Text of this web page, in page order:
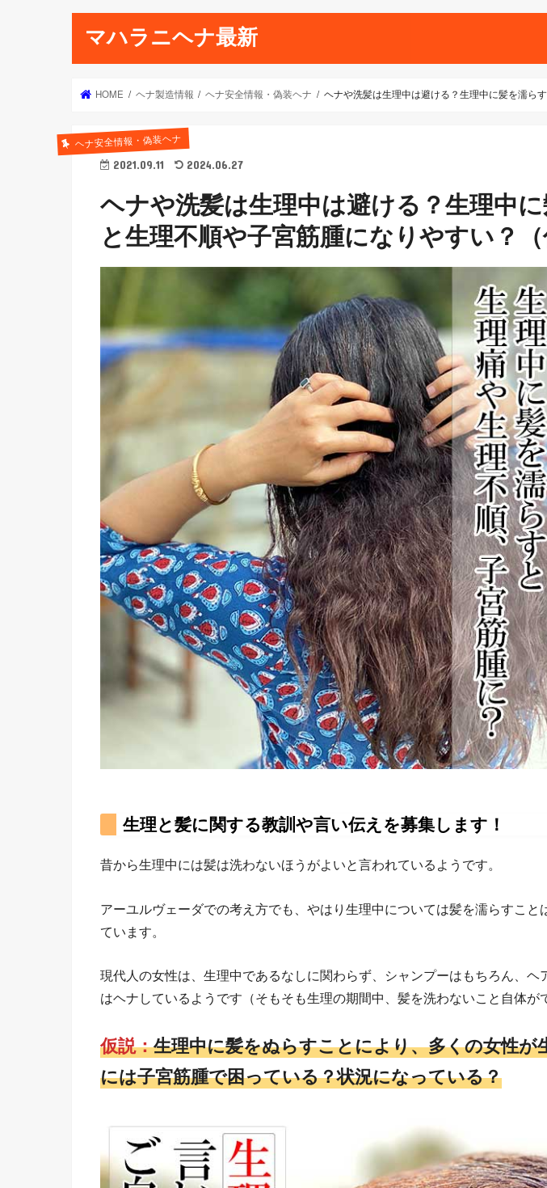
マハラニヘナ最新
HOME ヘナ製造情報 ヘナ安全情報・偽装ヘナ ヘナや洗髪は生理中は避ける？生理中に髪を濡ら
ヘナ安全情報・偽装ヘナ
2021.09.11 2024.06.27
ヘナや洗髪は生理中は避ける？生理中
と生理不順や子宮筋腫になりやすい？（
生理と髪に関する教訓や言い伝えを募集します！
昔から生理中には髪は洗わないほうがよいと言われているようです。
アーユルヴェーダでの考え方でも、やはり生理中については髪を濡らすこと
ています。
現代人の女性は、生理中であるなしに関わらず、シャンプーはもちろん、ヘ
はヘナしているようです（そもそも生理の期間中、髪を洗わないこと自体が
仮説：生理中に髪をぬらすことにより、多くの女性が
には子宮筋腫で困っている？状況になっている？